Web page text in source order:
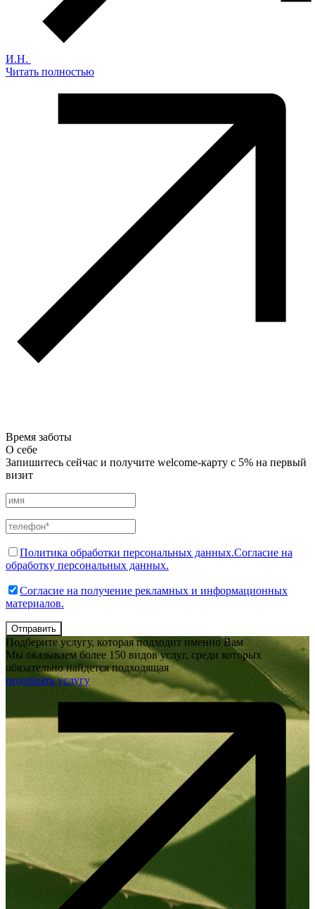
И.Н.
Читать полностью
Время заботы
О себе
Запишитесь сейчас и получите welcome-карту с 5% на первый
визит
Политика обработки персональных данных.Согласие на
обработку персональных данных.
Согласие на получение рекламных и информационных
материалов.
Отправить
Подберите услугу, которая подходит именно Вам
Мы оказываем более 150 видов услуг, среди которых
обязательно найдется подходящая
подобрать услугу